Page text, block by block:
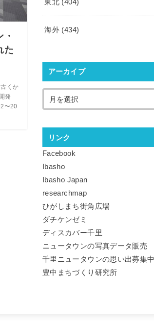
た
くか
発
〜20
東北 (404)
海外 (434)
アーカイブ
リンク
Facebook
Ibasho
Ibasho Japan
researchmap
ひがしまち街角広場
ダチケンゼミ
ディスカバー千里
ニュータウンの写真データ販売
千里ニュータウンの思い出募集中
豊中まちづくり研究所